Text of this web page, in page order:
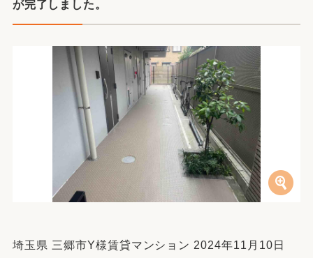
が完了しました。
埼玉県 三郷市Y様賃貸マンション 2024年11月10日